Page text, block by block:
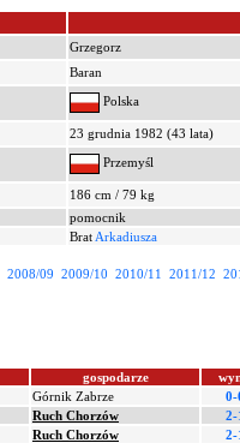
Grzegorz
Baran
Polska
23 grudnia 1982 (43 lata)
Przemyśl
186 cm / 79 kg
pomocnik
Brat Arkadiusza
2008/09 2009/10 2010/11 2011/12
gospodarze
Górnik Zabrze
0-
Ruch Chorzów
2-
Ruch Chorzów
2-